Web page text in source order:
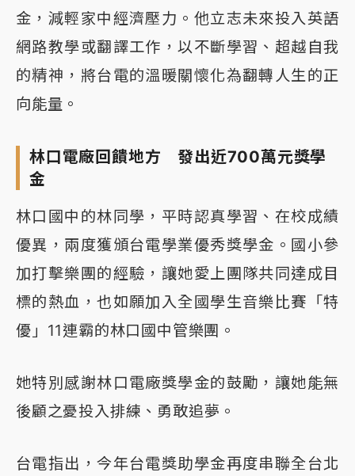
金，減輕家中經濟壓力。他立志未來投入英語
網路教學或翻譯工作，以不斷學習、超越自我
的精神，將台電的溫暖關懷化為翻轉人生的正
向能量。
林口電廠回饋地方 發出近700萬元獎學
金
林口國中的林同學，平時認真學習、在校成績
優異，兩度獲頒台電學業優秀獎學金。國小參
加打擊樂團的經驗，讓她愛上團隊共同達成目
標的熱血，也如願加入全國學生音樂比賽「特
優」11連霸的林口國中管樂團。
她特別感謝林口電廠獎學金的鼓勵，讓她能無
後顧之憂投入排練、勇敢追夢。
台電指出，今年台電獎助學金再度串聯全台北